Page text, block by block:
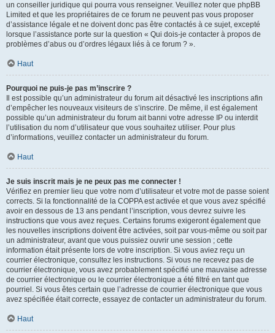
un conseiller juridique qui pourra vous renseigner. Veuillez noter que phpBB
Limited et que les propriétaires de ce forum ne peuvent pas vous proposer
d’assistance légale et ne doivent donc pas être contactés à ce sujet, excepté
lorsque l’assistance porte sur la question « Qui dois-je contacter à propos de
problèmes d’abus ou d’ordres légaux liés à ce forum ? ».
Haut
Pourquoi ne puis-je pas m’inscrire ?
Il est possible qu’un administrateur du forum ait désactivé les inscriptions afin
d’empêcher les nouveaux visiteurs de s’inscrire. De même, il est également
possible qu’un administrateur du forum ait banni votre adresse IP ou interdit
l’utilisation du nom d’utilisateur que vous souhaitez utiliser. Pour plus
d’informations, veuillez contacter un administrateur du forum.
Haut
Je suis inscrit mais je ne peux pas me connecter !
Vérifiez en premier lieu que votre nom d’utilisateur et votre mot de passe soient
corrects. Si la fonctionnalité de la COPPA est activée et que vous avez spécifié
avoir en dessous de 13 ans pendant l’inscription, vous devrez suivre les
instructions que vous avez reçues. Certains forums exigeront également que
les nouvelles inscriptions doivent être activées, soit par vous-même ou soit par
un administrateur, avant que vous puissiez ouvrir une session ; cette
information était présente lors de votre inscription. Si vous aviez reçu un
courrier électronique, consultez les instructions. Si vous ne recevez pas de
courrier électronique, vous avez probablement spécifié une mauvaise adresse
de courrier électronique ou le courrier électronique a été filtré en tant que
pourriel. Si vous êtes certain que l’adresse de courrier électronique que vous
avez spécifiée était correcte, essayez de contacter un administrateur du forum.
Haut